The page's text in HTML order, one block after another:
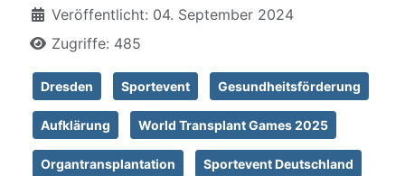
Veröffentlicht: 04. September 2024
Zugriffe: 485
Dresden Sportevent Gesundheitsförderung
Aufklärung World Transplant Games 2025
Organtransplantation Sportevent Deutschland